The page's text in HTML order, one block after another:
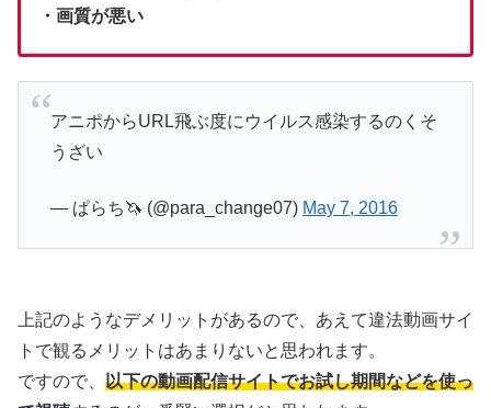
・画質が悪い
アニポからURL飛ぶ度にウイルス感染するのくそ
うざい
— ぱらち🦄 (@para_change07) May 7, 2016
上記のようなデメリットがあるので、あえて違法動画サイ
トで観るメリットはあまりないと思われます。
ですので、 以下の動画配信サイトでお試し期間などを使っ